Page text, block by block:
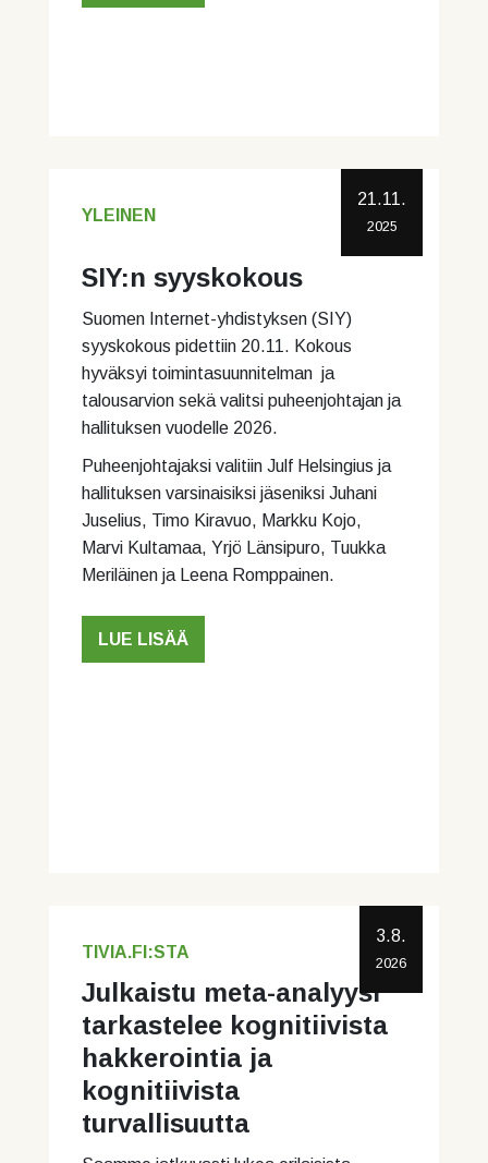
21.11.
2025
YLEINEN
SIY:n syyskokous
Suomen Internet-yhdistyksen (SIY)
syyskokous pidettiin 20.11. Kokous
hyväksyi toimintasuunnitelman ja
talousarvion sekä valitsi puheenjohtajan ja
hallituksen vuodelle 2026.
Puheenjohtajaksi valitiin Julf Helsingius ja
hallituksen varsinaisiksi jäseniksi Juhani
Juselius, Timo Kiravuo, Markku Kojo,
Marvi Kultamaa, Yrjö Länsipuro, Tuukka
Meriläinen ja Leena Romppainen.
LUE LISÄÄ
3.8.
2026
TIVIA.FI:STA
Julkaistu meta-analyysi
tarkastelee kognitiivista
hakkerointia ja
kognitiivista
turvallisuutta